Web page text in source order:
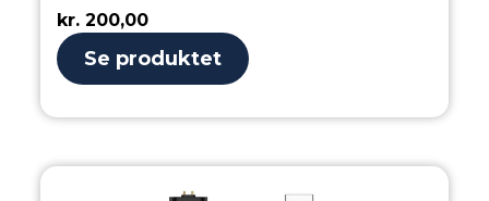
kr. 200,00
Se produktet